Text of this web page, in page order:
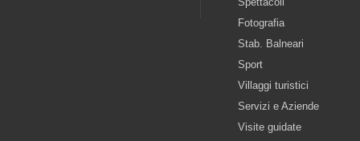
Fotografia
Stab. Balneari
Sport
Villaggi turistici
Servizi e Aziende
Visite guidate